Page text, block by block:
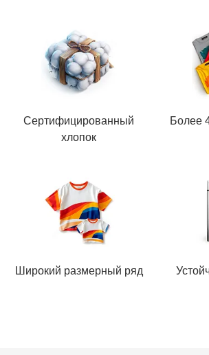
Сертифицированный
хлопок
Более
Широкий размерный ряд